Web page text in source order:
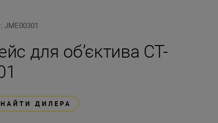
:JME00301
для об’єктива CT-
ДИЛЕРА